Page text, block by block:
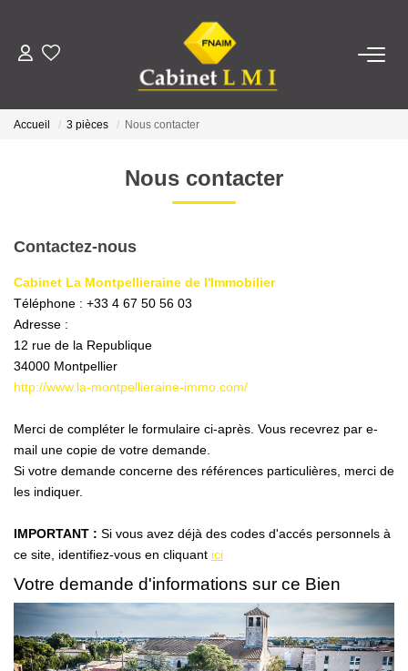
ACHETER
ESTIMER
NOTRE AGENCE
Qui Sommes-Nous ?
Notre Équipe
Nos Partenaires
Nos Actualités
Accueil 3 pièces Nous contacter
Nous contacter
Contactez-nous
Cabinet La Montpellieraine de l'Immobilier
Téléphone : +33 4 67 50 56 03
Adresse :
12 rue de la Republique
34000 Montpellier
http://www.la-montpellieraine-immo.com/
Merci de compléter le formulaire ci-après. Vous recevrez par e-
mail une copie de votre demande.
Si votre demande concerne des références particulières, merci de
les indiquer.
IMPORTANT : Si vous avez déjà des codes d'accés personnels à
ce site, identifiez-vous en cliquant ici
Votre demande d'informations sur ce Bien